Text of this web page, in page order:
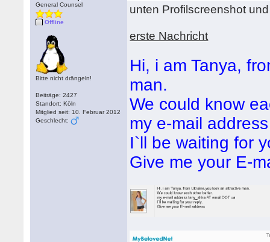
General Counsel
Offline
Bitte nicht drängeln!
Beiträge: 2427
Standort: Köln
Mitglied seit: 10. Februar 2012
Geschlecht:
unten Profilscreenshot
erste Nachricht
Hi, i am Tanya,
man.
We could know
my e-mail
I`ll be waiting for
Give me your E-